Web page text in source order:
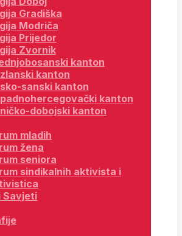
Gradiška
Modriča
Prijedor
Zvornik
kanton
kanton
sanski kanton
kanton
dobojski kanton
mladih
žena
seniora
sindikalnih aktivista i
Savjeti